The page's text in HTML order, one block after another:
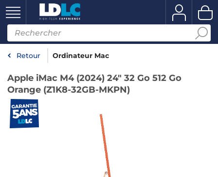
Retour Ordinateur Mac
Apple iMac M4 (2024) 24" 32 Go 512 Go
Orange (Z1K8-32GB-MKPN)